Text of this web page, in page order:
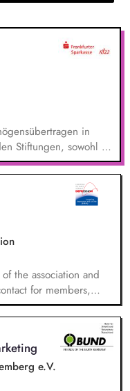
in
Stiftungen, sowohl zu
Sie
relevanten Aufgaben
Sie
und
Hinsicht.
the association and
for members,
the Board of
documents and
the association's
Support awareness
Coordinate and
e.V.